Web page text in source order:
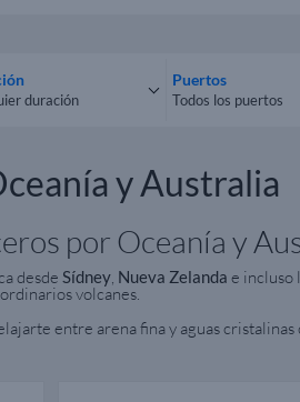
duración
Puertos
Todos los puertos
y Australia
por Oceanía y
desde Sídney, Nueva Zelanda e incluso
volcanes.
entre arena fina y aguas cristalinas